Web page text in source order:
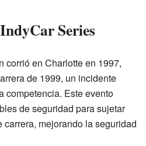
Series
corrió en Charlotte en 1997,
de 1999, un incidente
competencia. Este evento
de seguridad para sujetar
carrera, mejorando la seguridad